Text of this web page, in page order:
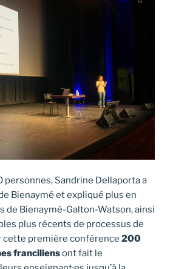
personnes, Sandrine Dellaporta a
Bienaymé et expliqué plus en
de Bienaymé-Galton-Watson, ainsi
plus récents de processus de
cette première conférence 200
franciliensont fait le